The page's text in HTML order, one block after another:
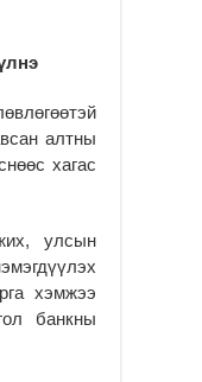
алтны
хагас
улсын
хэмжээ
банкны